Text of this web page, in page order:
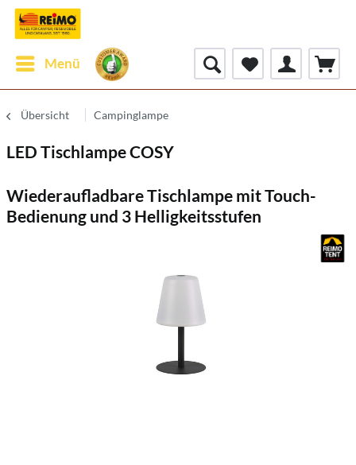
Menü
Übersicht Campinglampe
LED Tischlampe COSY
Wiederaufladbare Tischlampe mit Touch-
Bedienung und 3 Helligkeitsstufen